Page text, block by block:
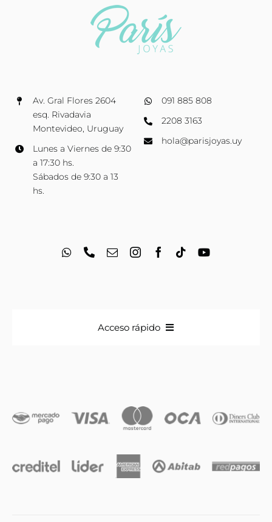
Av. Gral Flores 2604
esq. Rivadavia
Montevideo, Uruguay
Lunes a Viernes de 9:30
a 17:30 hs.
Sábados de 9:30 a 13
hs.
091 885 808
2208 3163
hola@parisjoyas.uy
Acceso rápido
Iniciales